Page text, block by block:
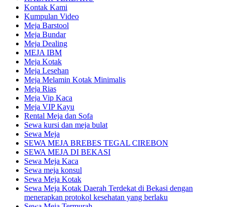
Kontak Kami
Kumpulan Video
Meja Barstool
Meja Bundar
Meja Dealing
MEJA IBM
Meja Kotak
Meja Lesehan
Meja Melamin Kotak Minimalis
Meja Rias
Meja Vip Kaca
Meja VIP Kayu
Rental Meja dan Sofa
Sewa kursi dan meja bulat
Sewa Meja
SEWA MEJA BREBES TEGAL CIREBON
SEWA MEJA DI BEKASI
Sewa Meja Kaca
Sewa meja konsul
Sewa Meja Kotak
Sewa Meja Kotak Daerah Terdekat di Bekasi dengan
menerapkan protokol kesehatan yang berlaku